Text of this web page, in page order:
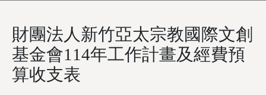
財團法人新竹亞太宗教國際文創
基金會114年工作計畫及經費預
算收支表